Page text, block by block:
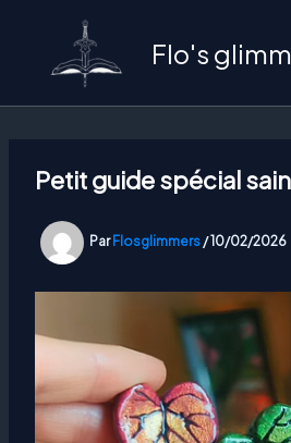
contenu
Flo's
Petit guide spécial
Par Flosglimmers/10/02/2026